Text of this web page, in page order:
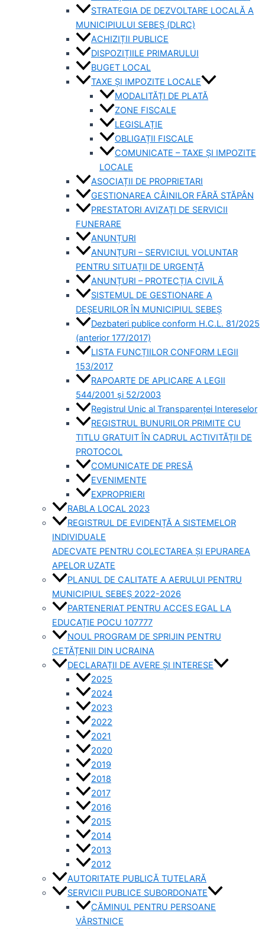
STRATEGIA DE DEZVOLTARE LOCALĂ A
MUNICIPIULUI SEBEȘ (DLRC)
ACHIZIȚII PUBLICE
DISPOZIȚIILE PRIMARULUI
BUGET LOCAL
TAXE ȘI IMPOZITE LOCALE
MODALITĂȚI DE PLATĂ
ZONE FISCALE
LEGISLAȚIE
OBLIGAȚII FISCALE
COMUNICATE – TAXE ȘI IMPOZITE
LOCALE
ASOCIAȚII DE PROPRIETARI
GESTIONAREA CÂINILOR FĂRĂ STĂPÂN
PRESTATORI AVIZAȚI DE SERVICII
FUNERARE
ANUNȚURI
ANUNȚURI – SERVICIUL VOLUNTAR
PENTRU SITUAȚII DE URGENȚĂ
ANUNȚURI – PROTECȚIA CIVILĂ
SISTEMUL DE GESTIONARE A
DEȘEURILOR ÎN MUNICIPIUL SEBEȘ
Dezbateri publice conform H.C.L. 81/2025
(anterior 177/2017)
LISTA FUNCȚIILOR CONFORM LEGII
153/2017
RAPOARTE DE APLICARE A LEGII
544/2001 și 52/2003
Registrul Unic al Transparenței Intereselor
REGISTRUL BUNURILOR PRIMITE CU
TITLU GRATUIT ÎN CADRUL ACTIVITĂȚII DE
PROTOCOL
COMUNICATE DE PRESĂ
EVENIMENTE
EXPROPRIERI
RABLA LOCAL 2023
REGISTRUL DE EVIDENȚĂ A SISTEMELOR
INDIVIDUALE
ADECVATE PENTRU COLECTAREA ȘI EPURAREA
APELOR UZATE
PLANUL DE CALITATE A AERULUI PENTRU
MUNICIPIUL SEBEȘ 2022-2026
PARTENERIAT PENTRU ACCES EGAL LA
EDUCAȚIE POCU 107777
NOUL PROGRAM DE SPRIJIN PENTRU
CETĂȚENII DIN UCRAINA
DECLARAȚII DE AVERE ȘI INTERESE
2025
2024
2023
2022
2021
2020
2019
2018
2017
2016
2015
2014
2013
2012
AUTORITATE PUBLICĂ TUTELARĂ
SERVICII PUBLICE SUBORDONATE
CĂMINUL PENTRU PERSOANE
VÂRSTNICE